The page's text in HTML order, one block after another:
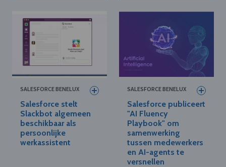
SALESFORCE BENELUX
Salesforce stelt
Slackbot algemeen
beschikbaar als
persoonlijke
werkassistent
SALESFORCE BENELUX
Salesforce publiceert
"AI Fluency
Playbook" om
samenwerking
tussen medewerkers
en AI-agents te
versnellen